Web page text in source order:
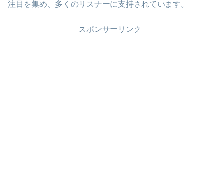
注目を集め、多くのリスナーに支持されています。
スポンサーリンク